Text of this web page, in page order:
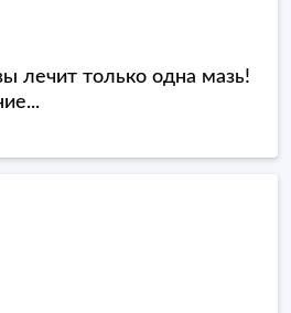
лечит только одна мазь!